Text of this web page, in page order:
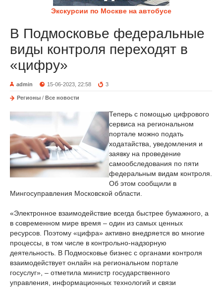
Экскурсии по Москве на автобусе
В Подмосковье федеральные
виды контроля переходят в
«цифру»
admin 15-06-2023, 22:58 3
Регионы / Все новости
Теперь с помощью цифрового
сервиса на региональном
портале можно подать
ходатайства, уведомления и
заявку на проведение
самообследования по пяти
федеральным видам контроля.
Об этом сообщили в
Мингосуправления Московской области.
«Электронное взаимодействие всегда быстрее бумажного, а
в современном мире время – один из самых ценных
ресурсов. Поэтому «цифра» активно внедряется во многие
процессы, в том числе в контрольно-надзорную
деятельность. В Подмосковье бизнес с органами контроля
взаимодействует онлайн на региональном портале
госуслуг», – отметила министр государственного
управления, информационных технологий и связи